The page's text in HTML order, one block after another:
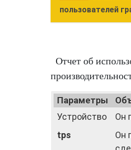
пользователей
Отчет об
Параметры
Устройство
Он
tps
Он